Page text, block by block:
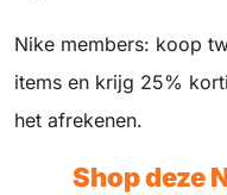
Nike members: koop
items en krijg 25%
het afrekenen.
Shop deze